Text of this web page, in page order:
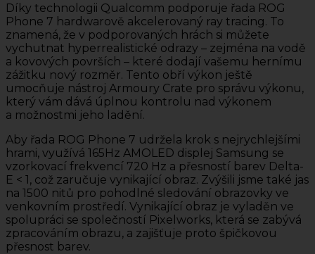
Díky technologii Qualcomm podporuje řada ROG
Phone 7 hardwarově akcelerovaný ray tracing. To
znamená, že v podporovaných hrách si můžete
vychutnat hyperrealistické odrazy – zejména na vodě
a kovových površích – které dodají vašemu hernímu
zážitku nový rozměr. Tento obří výkon ještě
umocňuje nástroj Armoury Crate pro správu výkonu,
který vám dává úplnou kontrolu nad výkonem
a možnostmi jeho ladění.
Aby řada ROG Phone 7 udržela krok s nejrychlejšími
hrami, využívá 165Hz AMOLED displej Samsung se
vzorkovací frekvencí 720 Hz a přesností barev Delta-
E < 1, což zaručuje vynikající obraz. Zvýšili jsme také jas
na 1500 nitů pro pohodlné sledování obrazovky ve
venkovním prostředí. Vynikající obraz je vyladěn ve
spolupráci se společností Pixelworks, která se zabývá
zpracováním obrazu, a zajišťuje proto špičkovou
přesnost barev.